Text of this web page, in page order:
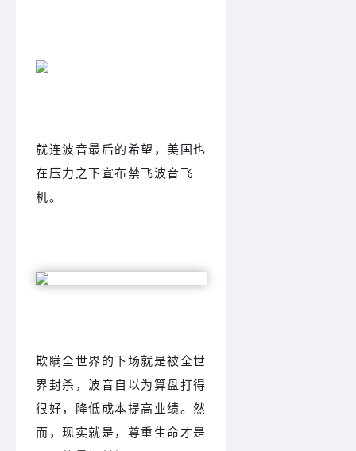
就连波音最后的希望，美国也
在压力之下宣布禁飞波音飞
机。
欺瞒全世界的下场就是被全世
界封杀，波音自以为算盘打得
很好，降低成本提高业绩。然
而，现实就是，尊重生命才是